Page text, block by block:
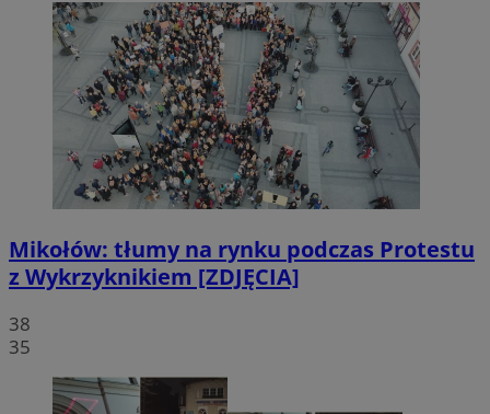
Mikołów: tłumy na rynku podczas Protestu
z Wykrzyknikiem [ZDJĘCIA]
38
35